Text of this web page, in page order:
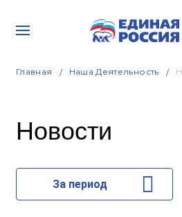
Главная Наша Деятельность
Новости
За период